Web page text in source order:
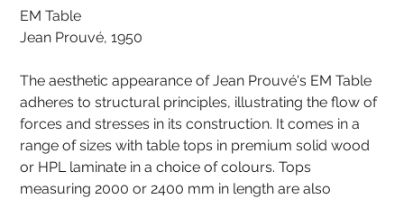
EM Table
Jean Prouvé, 1950
The aesthetic appearance of Jean Prouvé's EM Table
adheres to structural principles, illustrating the flow of
forces and stresses in its construction. It comes in a
range of sizes with table tops in premium solid wood
or HPL laminate in a choice of colours. Tops
measuring 2000 or 2400 mm in length are also